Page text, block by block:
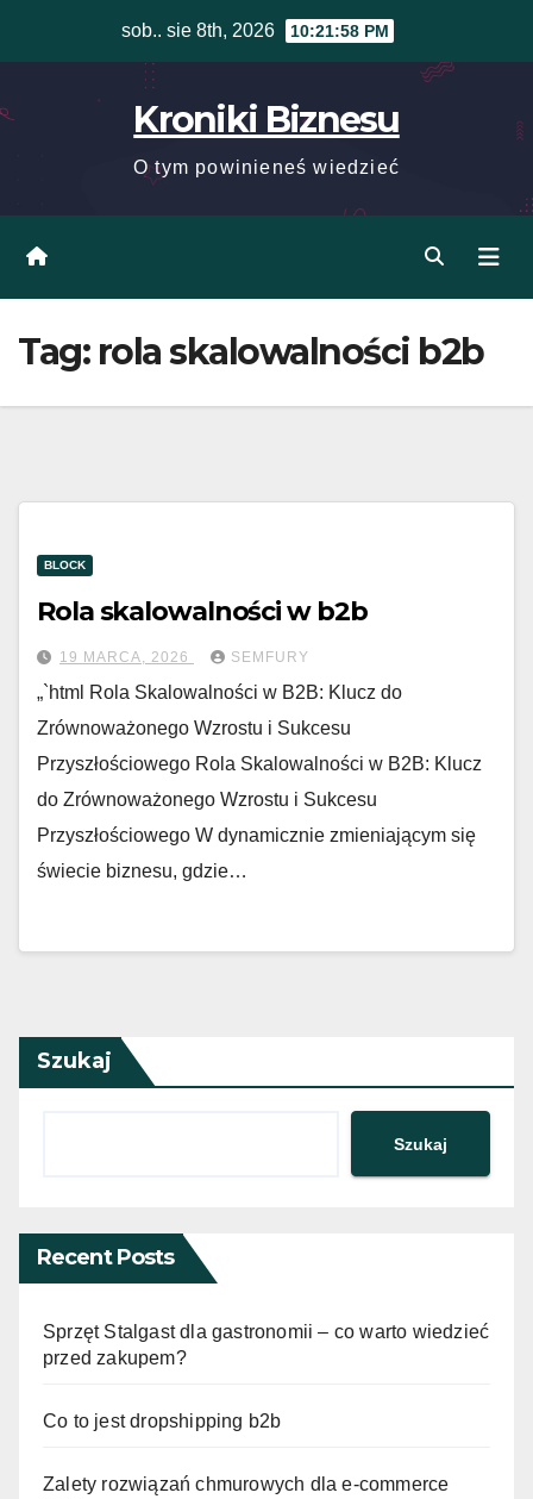
sob.. sie 8th, 2026 10:21:58 PM
Kroniki Biznesu
O tym powinieneś wiedzieć
Tag: rola skalowalności b2b
BLOCK
Rola skalowalności w b2b
19 MARCA, 2026 SEMFURY
„`html Rola Skalowalności w B2B: Klucz do
Zrównoważonego Wzrostu i Sukcesu
Przyszłościowego Rola Skalowalności w B2B: Klucz
do Zrównoważonego Wzrostu i Sukcesu
Przyszłościowego W dynamicznie zmieniającym się
świecie biznesu, gdzie…
Szukaj
Szukaj
Recent Posts
Sprzęt Stalgast dla gastronomii – co warto wiedzieć
przed zakupem?
Co to jest dropshipping b2b
Zalety rozwiązań chmurowych dla e-commerce